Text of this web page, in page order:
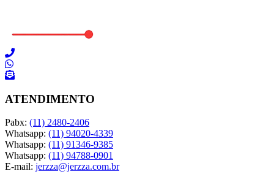
ATENDIMENTO
Pabx: (11) 2480-2406
Whatsapp: (11) 94020-4339
Whatsapp: (11) 91346-9385
Whatsapp: (11) 94788-0901
E-mail: jerzza@jerzza.com.br